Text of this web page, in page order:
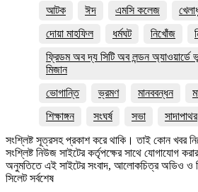
আটক ঈদ এমসি কলেজ
দোয়া মাহফিল
ধর্মঘট নিখোঁজ
ফ্রিডম অব দ্য সিটি অব লন্ডন অ্যাওয়ার্ডে
মিজান
ভোগান্তি
ভ্রমণ মানববন্ধন
শিক্ষাঙ্গন
সংঘর্ষ সভা সাদাপাথর
সংশ্লিষ্ট সূত্রসহ প্রকাশ করে থাকি। তাই কোন খবর
সংশ্লিষ্ট নিউজ সাইটের কর্তৃপক্ষের সাথে যোগাযোগ
অনুমতিতে এই সাইটের সংবাদ, আলোকচিত্র অডিও ও
সিলেট সর্বশেষ